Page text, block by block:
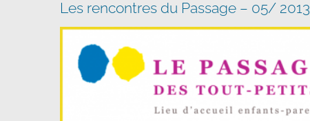
Les rencontres du Passage – 05/ 2013
l'image
agrandie